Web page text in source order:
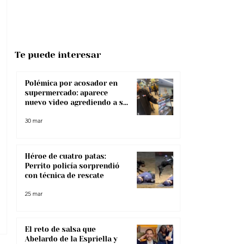
Polémica por acosador en
supermercado: aparece
nuevo video agrediendo a su
30 mar
Héroe de cuatro patas:
Perrito policía sorprendió
con técnica de rescate
25 mar
El reto de salsa que
Abelardo de la Espriella y
Te puede interesar